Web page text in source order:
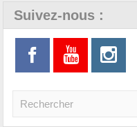
Suivez-nous :